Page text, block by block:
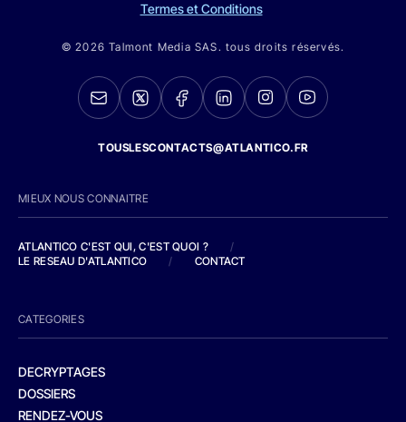
Termes et Conditions
© 2026 Talmont Media SAS. tous droits réservés.
TOUSLESCONTACTS@ATLANTICO.FR
MIEUX NOUS CONNAITRE
ATLANTICO C'EST QUI, C'EST QUOI ?
/
LE RESEAU D'ATLANTICO
/ CONTACT
CATEGORIES
DECRYPTAGES
DOSSIERS
RENDEZ-VOUS